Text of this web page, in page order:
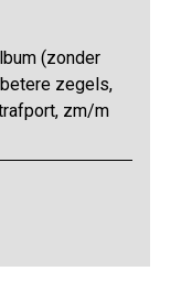
(zonder
zegels,
zm/m